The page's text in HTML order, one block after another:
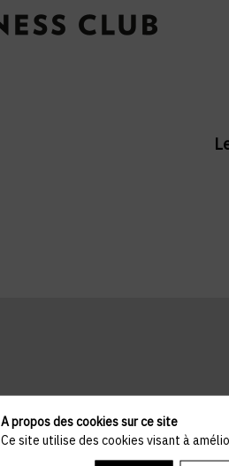
A propos des cookies sur ce site
Ce site utilise des cookies visant à